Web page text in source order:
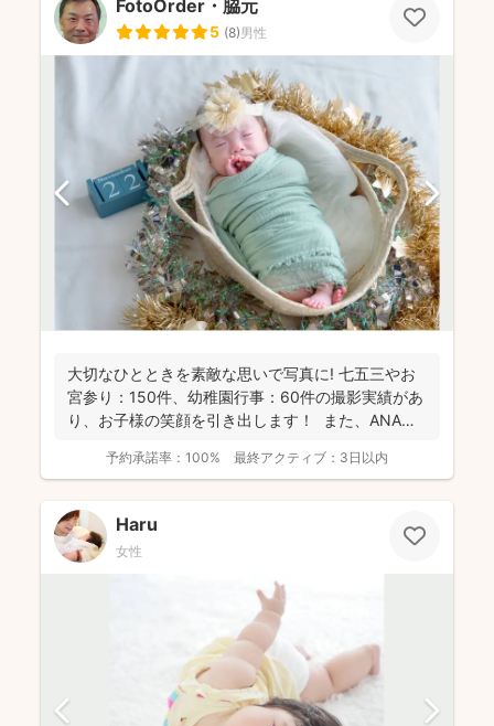
FotoOrder・脇元
5 (8)男性
大切なひとときを素敵な思いで写真に! 七五三やお
宮参り：150件、幼稚園行事：60件の撮影実績があ
り、お子様の笑顔を引き出します！ また、ANA
予約承諾率： 100% 最終アクティブ： 3日以内
Haru
女性